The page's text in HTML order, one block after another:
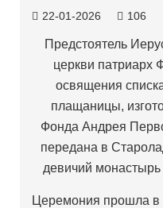
22-01-2026 106
Предстоятель
церкви патриарх
освящения
плащаницы,
Фонда Андрея
передана в
девичий монастырь
Церемония прошла в